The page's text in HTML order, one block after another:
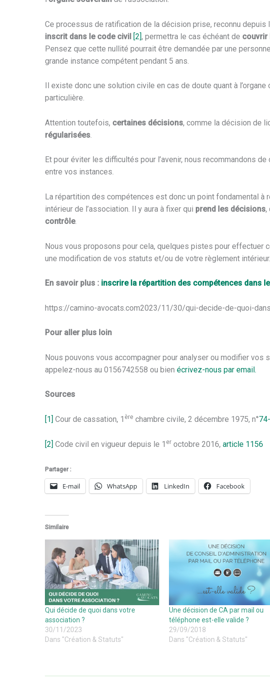
Ce processus de ratification de la décision prise, reconnu depuis
inscrit dans le code civil [2], permettra le cas échéant de couvrir
Pensez que cette nullité pourrait être demandée par une
grande instance compétent pendant 5 ans.
Il existe donc une solution civile en cas de doute quant à
particulière.
Attention toutefois, certaines décisions, comme la décision de
régularisées
Et pour éviter les difficultés pour l’avenir, nous recommandons
entre vos instances.
La répartition des compétences est donc un point fondamental
intérieur de l’association. Il y aura à fixer qui prend les décisions,
contrôle.
Nous vous proposons pour cela, quelques pistes pour effectuer
une modification de vos statuts et/ou de votre règlement intérieur.
En savoir plus : inscrire la répartition des compétences dans
https://camino-avocats.com2023/11/30/qui-decide-de-quoi-
Pour aller plus loin
Nous pouvons vous accompagner pour analyser ou modifier vos
appelez-nous au 0156742558 ou bien écrivez-nous par email.
Sources
[1] Cour de cassation, 1 ère chambre civile, 2 décembre 1975, n°
[2] Code civil en vigueur depuis le 1 er octobre 2016, article 1156
Partager :
E-mail WhatsApp LinkedIn Facebook
Similaire
Qui décide de quoi dans votre
association ?
30/11/2023
Dans "Création & Statuts"
Une décision de CA par mail ou
téléphone est-elle valide ?
29/09/2018
Dans "Création & Statuts"